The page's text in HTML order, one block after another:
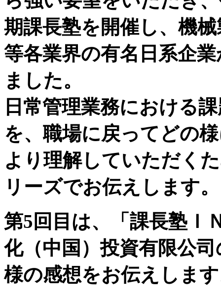
期課長塾を開催し、機
等各業界の有名日系企
ました。
日常管理業務における
を、職場に戻ってどの
より理解していただく
リーズでお伝えします。
第5回目は、「課長塾Ｉ
化（中国）投資有限公
様の感想をお伝えしま